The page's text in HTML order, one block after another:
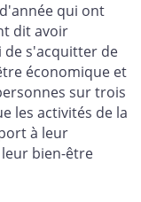
qui ont
dit avoir
de s'acquitter de
économique et
sur trois
les activités de la
à leur
bien-être